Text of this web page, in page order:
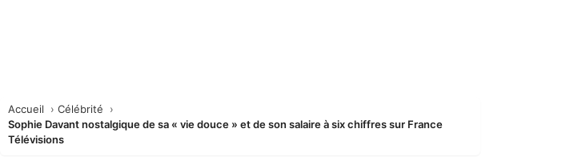
Accueil
Célébrité
Sophie Davant nostalgique de sa « vie douce » et de son salaire à six chiffres sur France
Télévisions